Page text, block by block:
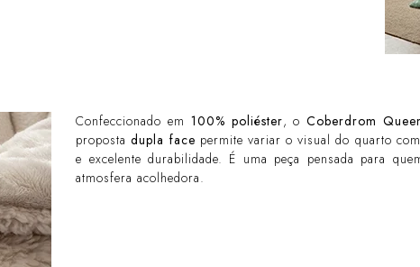
Confeccionado em 100% poliéster, oCoberdrom
propostadupla face permite variar o visual do quarto
e excelente durabilidade. É uma peça pensada para
atmosfera acolhedora.